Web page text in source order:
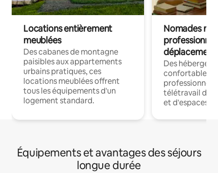
Locations entièrement
meublées
Des cabanes de montagne
paisibles aux appartements
urbains pratiques, ces
locations meublées offrent
tous les équipements d'un
logement standard.
Nomades
déplacement
Des
confortables
professionnels
télétravail
et d'espaces
Équipements et avantages des séjours
longue durée